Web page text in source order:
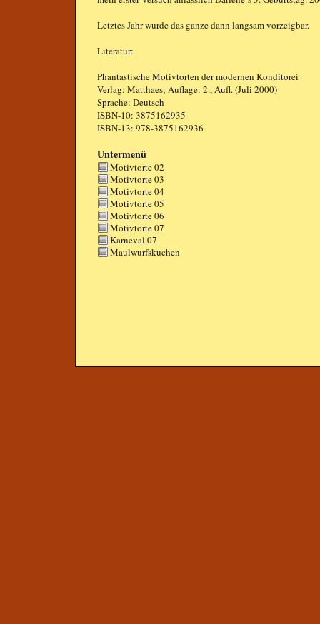
Letztes Jahr wurde das ganze dann langsam vorzeigbar.
Literatur:
Phantastische Motivtorten der modernen Konditorei
Verlag: Matthaes; Auflage: 2., Aufl. (Juli 2000)
Sprache: Deutsch
ISBN-10: 3875162935
ISBN-13: 978-3875162936
Untermenü
Motivtorte 02
Motivtorte 03
Motivtorte 04
Motivtorte 05
Motivtorte 06
Motivtorte 07
Karneval 07
Maulwurfskuchen